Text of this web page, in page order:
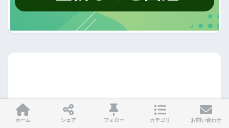
ホーム シェア フォロー カテゴリ お問い合わせ